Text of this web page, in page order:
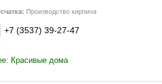
Производство кирпича
+7 (3537) 39-27-47
Красивые дома